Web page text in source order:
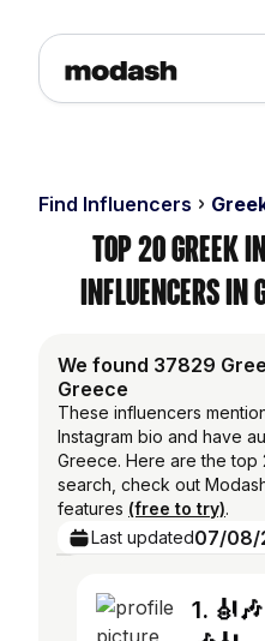
Find Influencers
Top 20 Greek
Influencers in
We found 37829
Greece
These influencers
Instagram bio and have
Greece. Here are the top
search, check out
features (free to try).
Last updated07/08/
1.